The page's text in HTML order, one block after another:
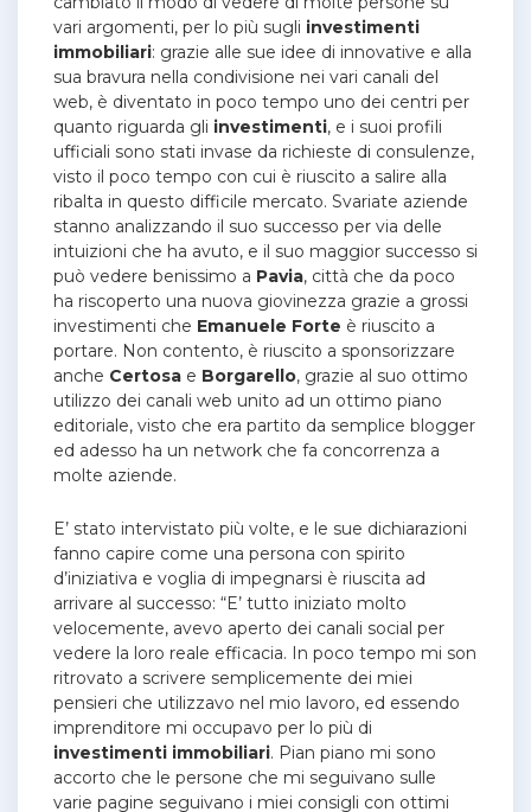
vari argomenti, per lo più sugli investimenti
immobiliari: grazie alle sue idee di innovative e alla
sua bravura nella condivisione nei vari canali del
web, è diventato in poco tempo uno dei centri per
quanto riguarda gli investimenti, e i suoi profili
ufficiali sono stati invase da richieste di consulenze,
visto il poco tempo con cui è riuscito a salire alla
ribalta in questo difficile mercato. Svariate aziende
stanno analizzando il suo successo per via delle
intuizioni che ha avuto, e il suo maggior successo si
può vedere benissimo a Pavia, città che da poco
ha riscoperto una nuova giovinezza grazie a grossi
investimenti che Emanuele Forte è riuscito a
portare. Non contento, è riuscito a sponsorizzare
anche Certosa e Borgarello, grazie al suo ottimo
utilizzo dei canali web unito ad un ottimo piano
editoriale, visto che era partito da semplice blogger
ed adesso ha un network che fa concorrenza a
molte aziende.
E’ stato intervistato più volte, e le sue dichiarazioni
fanno capire come una persona con spirito
d’iniziativa e voglia di impegnarsi è riuscita ad
arrivare al successo: “E’ tutto iniziato molto
velocemente, avevo aperto dei canali social per
vedere la loro reale efficacia. In poco tempo mi son
ritrovato a scrivere semplicemente dei miei
pensieri che utilizzavo nel mio lavoro, ed essendo
imprenditore mi occupavo per lo più di
investimenti immobiliari. Pian piano mi sono
accorto che le persone che mi seguivano sulle
varie pagine seguivano i miei consigli con ottimi